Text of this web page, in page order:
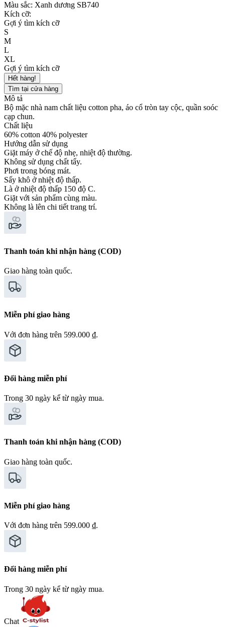
Màu sắc: Xanh dương SB740
Kích cỡ:
Gợi ý tìm kích cỡ
S
M
L
XL
Gợi ý tìm kích cỡ
Hết hàng!
Tìm tại cửa hàng
Mô tả
Bộ mặc nhà nam chất liệu cotton pha, áo cổ tròn tay cộc, quần soóc
cạp chun.
Chất liệu
60% cotton 40% polyester
Hướng dẫn sử dụng
Giặt máy ở chế độ nhẹ, nhiệt độ thường.
Không sử dụng chất tẩy.
Phơi trong bóng mát.
Sấy khô ở nhiệt độ thấp.
Là ở nhiệt độ thấp 150 độ C.
Giặt với sản phẩm cùng màu.
Không là lên chi tiết trang trí.
Thanh toán khi nhận hàng (COD)
Giao hàng toàn quốc.
Miễn phí giao hàng
Với đơn hàng trên 599.000 ₫.
Đổi hàng miễn phí
Trong 30 ngày kể từ ngày mua.
Thanh toán khi nhận hàng (COD)
Giao hàng toàn quốc.
Miễn phí giao hàng
Với đơn hàng trên 599.000 ₫.
Đổi hàng miễn phí
Trong 30 ngày kể từ ngày mua.
Chat